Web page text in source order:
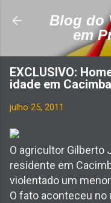
Pular
Blog do
em
EXCLUSIVO:
idade em
julho 25, 2011
O agricultor Gilberto
residente em
violentado um
O fato aconteceu no